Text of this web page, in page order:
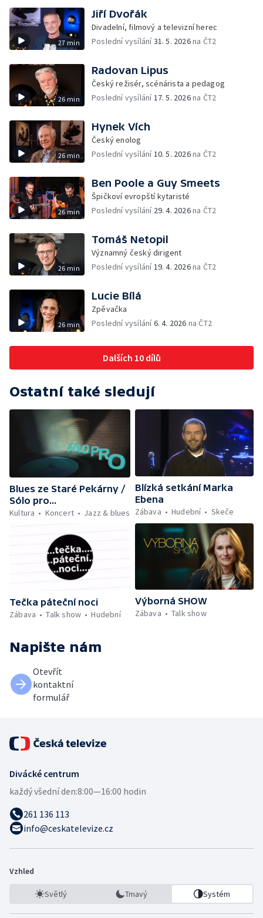
27 min
Jiří Dvořák
Divadelní, filmový a televizní herec
Poslední vysílání31. 5. 2026na ČT2
26 min
Radovan Lipus
Český režisér, scénárista a pedagog
Poslední vysílání17. 5. 2026na ČT2
26 min
Hynek Vích
Český enolog
Poslední vysílání10. 5. 2026na ČT2
26 min
Ben Poole a Guy Smeets
Špičkoví evropští kytaristé
Poslední vysílání 29. 4. 2026na ČT2
26 min
Tomáš Netopil
Významný český dirigent
Poslední vysílání19. 4. 2026na ČT2
26 min
Lucie Bílá
Zpěvačka
Poslední vysílání6. 4. 2026 na ČT2
Dalších 10 dílů
Ostatní také sledují
Blues ze Staré Pekárny /
Sólo pro...
Kultura
Koncert Jazz & blues
Blízká setkání Marka
Ebena
Zábava
Hudební Skeče
Tečka páteční noci
Zábava
Talk show Hudební
Výborná SHOW
Zábava
Talk show
Napište nám
Otevřít
kontaktní
formulář
Divácké centrum
každý všední den:8:00—16:00 hodin
261 136 113
info@ceskatelevize.cz
Vzhled
Světlý Tmavý Systém